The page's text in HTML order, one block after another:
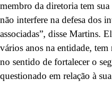
membro da diretoria tem
não interfere na defesa dos
associadas”, disse Martins.
vários anos na entidade,
no sentido de fortalecer o
questionado em relação à